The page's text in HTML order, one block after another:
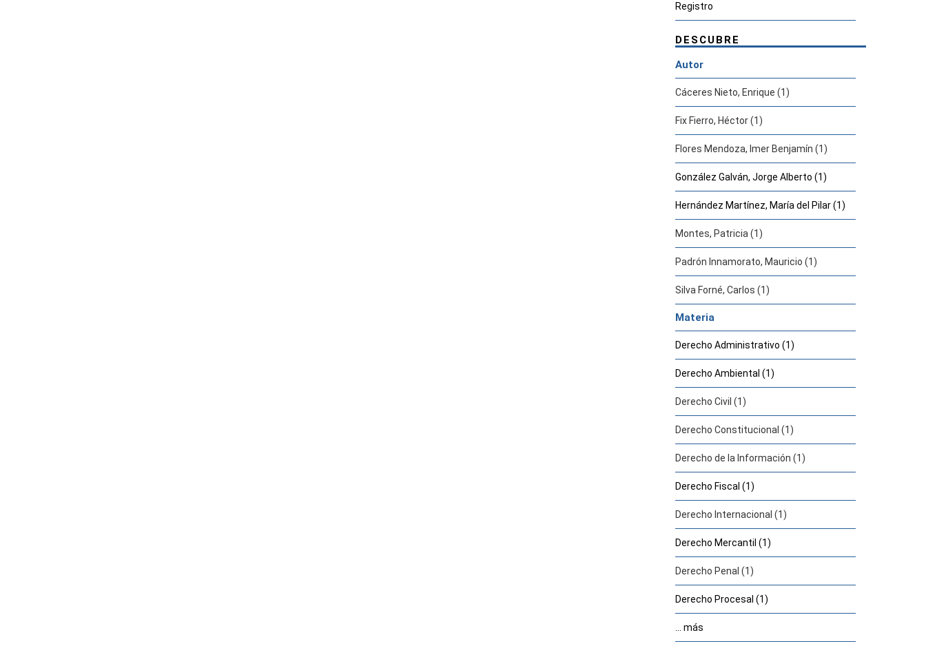
Registro
DESCUBRE
Autor
Cáceres Nieto, Enrique (1)
Fix Fierro, Héctor (1)
Flores Mendoza, Imer Benjamín (1)
González Galván, Jorge Alberto (1)
Hernández Martínez, María del Pilar (1)
Montes, Patricia (1)
Padrón Innamorato, Mauricio (1)
Silva Forné, Carlos (1)
Materia
Derecho Administrativo (1)
Derecho Ambiental (1)
Derecho Civil (1)
Derecho Constitucional (1)
Derecho de la Información (1)
Derecho Fiscal (1)
Derecho Internacional (1)
Derecho Mercantil (1)
Derecho Penal (1)
Derecho Procesal (1)
... más